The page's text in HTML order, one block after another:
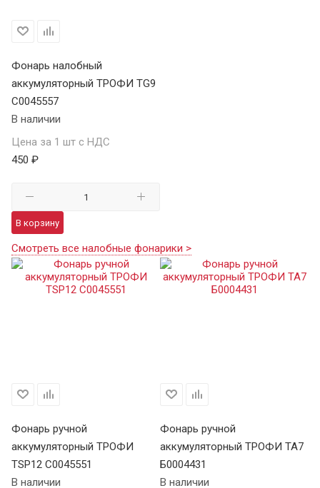
Фонарь налобный
аккумуляторный ТРОФИ TG9
C0045557
В наличии
Цена за 1 шт с НДС
450 ₽
В корзину
Смотреть все налобные фонарики >
Фонарь ручной
аккумуляторный ТРОФИ
TSP12 C0045551
В наличии
Фонарь ручной
аккумуляторный ТРОФИ TA7
Б0004431
В наличии